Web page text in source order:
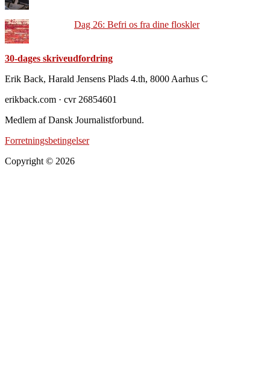
Dag 26: Befri os fra dine floskler
30-dages skriveudfordring
Footer
Erik Back, Harald Jensens Plads 4.th, 8000 Aarhus C
erikback.com · cvr 26854601
Medlem af Dansk Journalistforbund.
Forretningsbetingelser
Copyright © 2026